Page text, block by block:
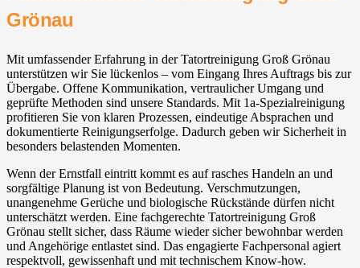
Grönau
Mit umfassender Erfahrung in der Tatortreinigung Groß Grönau
unterstützen wir Sie lückenlos – vom Eingang Ihres Auftrags bis zur
Übergabe. Offene Kommunikation, vertraulicher Umgang und
geprüfte Methoden sind unsere Standards. Mit 1a-Spezialreinigung
profitieren Sie von klaren Prozessen, eindeutige Absprachen und
dokumentierte Reinigungserfolge. Dadurch geben wir Sicherheit in
besonders belastenden Momenten.
Wenn der Ernstfall eintritt kommt es auf rasches Handeln an und
sorgfältige Planung ist von Bedeutung. Verschmutzungen,
unangenehme Gerüche und biologische Rückstände dürfen nicht
unterschätzt werden. Eine fachgerechte Tatortreinigung Groß
Grönau stellt sicher, dass Räume wieder sicher bewohnbar werden
und Angehörige entlastet sind. Das engagierte Fachpersonal agiert
respektvoll, gewissenhaft und mit technischem Know-how.